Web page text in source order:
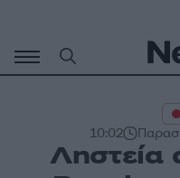
περιεχόμενο
10:02
Ληστεία